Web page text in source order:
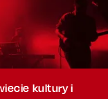
kultury i